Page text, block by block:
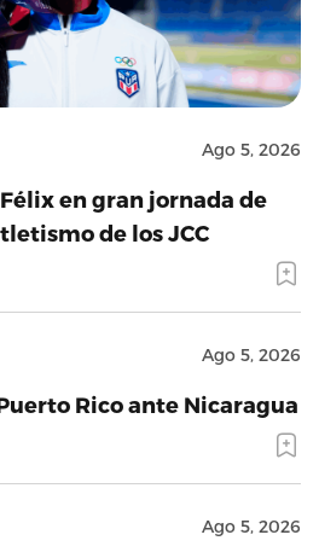
Ago 5, 2026
en gran jornada de
de los JCC
Ago 5, 2026
Rico ante Nicaragua
Ago 5, 2026